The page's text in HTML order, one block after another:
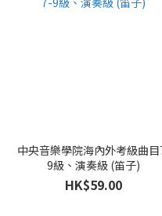
中央音樂學院海內外考級曲
9級、演奏級 (笛子)
HK$59.00